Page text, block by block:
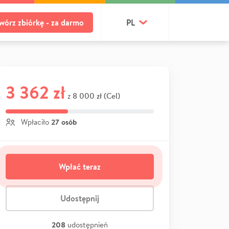
zbiórkę - za darmo PL
3 362 zł z 8 000 zł (Cel)
Wpłaciło 27 osób
Wpłać teraz
Udostępnij
208 udostępnień